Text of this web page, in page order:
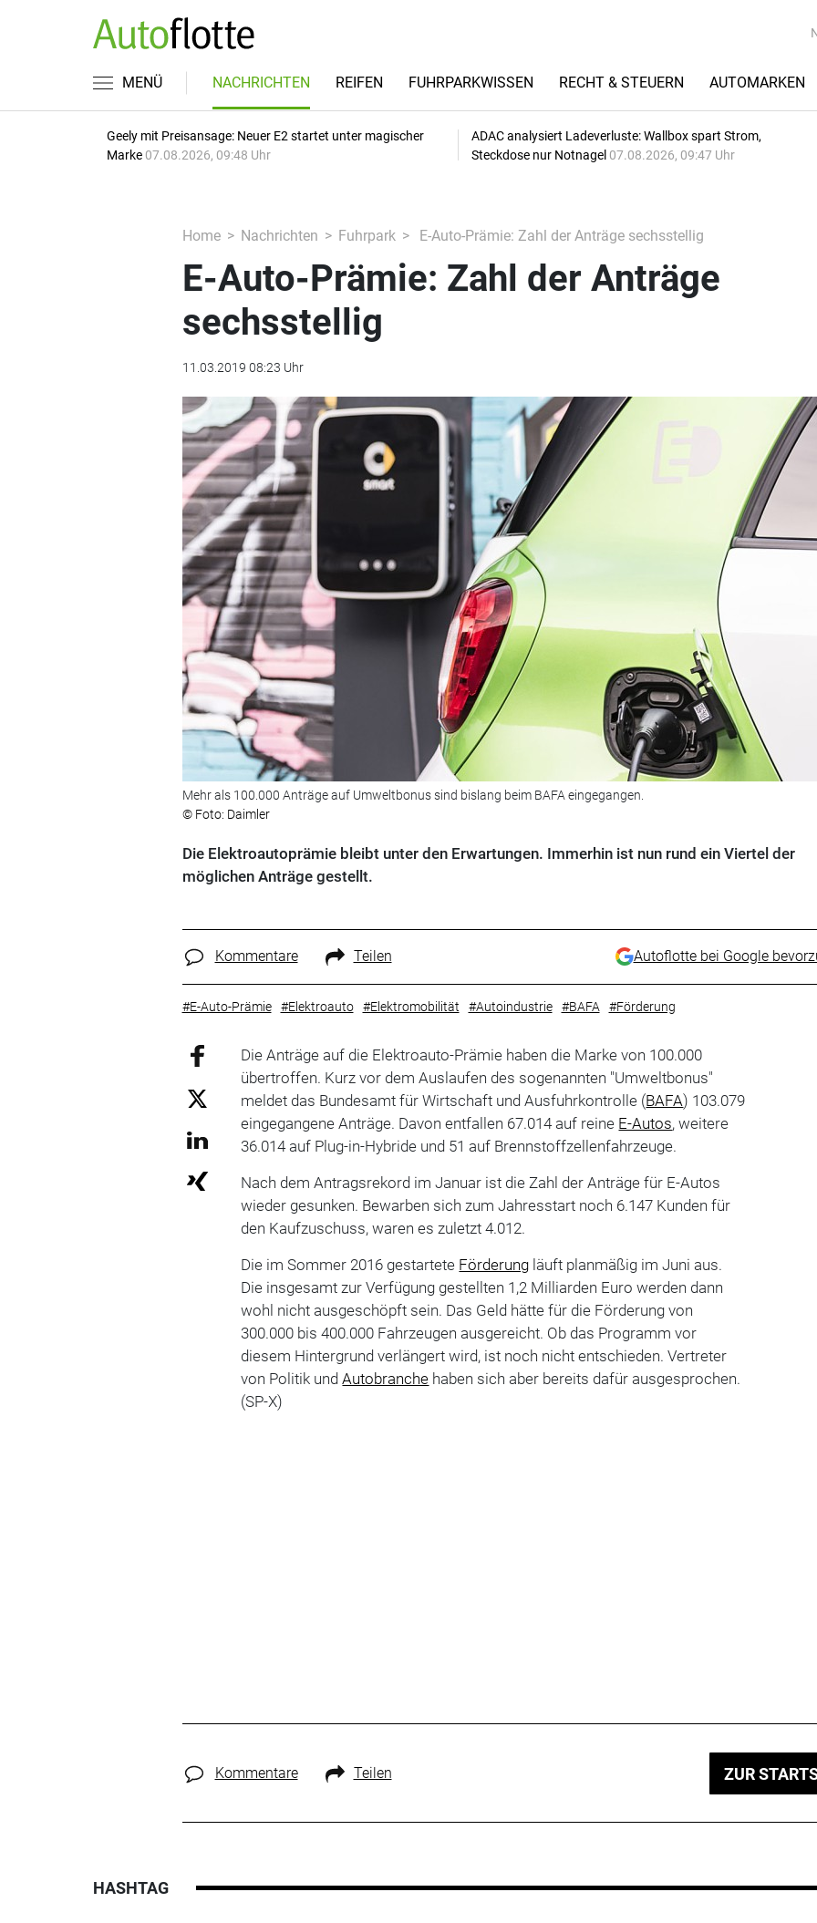
MENÜ NACHRICHTEN REIFEN FUHRPARKWISSEN RECHT & STEUERN AUTOMARKEN
Geely mit Preisansage: Neuer E2 startet unter magischer
Marke 07.08.2026, 09:48 Uhr
ADAC analysiert Ladeverluste: Wallbox spart Strom,
Steckdose nur Notnagel 07.08.2026, 09:47 Uhr
Home Nachrichten Fuhrpark E-Auto-Prämie: Zahl der Anträge sechsstellig
E-Auto-Prämie: Zahl der Anträge
sechsstellig
11.03.2019 08:23 Uhr
Mehr als 100.000 Anträge auf Umweltbonus sind bislang beim BAFA eingegangen.
© Foto: Daimler
Die Elektroautoprämie bleibt unter den Erwartungen. Immerhin ist nun rund ein Viertel der
möglichen Anträge gestellt.
Kommentare Teilen Autoflotte bei Google
#E-Auto-Prämie #Elektroauto #Elektromobilität #Autoindustrie #BAFA #Förderung
Die Anträge auf die Elektroauto-Prämie haben die Marke von 100.000
übertroffen. Kurz vor dem Auslaufen des sogenannten "Umweltbonus"
meldet das Bundesamt für Wirtschaft und Ausfuhrkontrolle (BAFA) 103.079
eingegangene Anträge. Davon entfallen 67.014 auf reine E-Autos, weitere
36.014 auf Plug-in-Hybride und 51 auf Brennstoffzellenfahrzeuge.
Nach dem Antragsrekord im Januar ist die Zahl der Anträge für E-Autos
wieder gesunken. Bewarben sich zum Jahresstart noch 6.147 Kunden für
den Kaufzuschuss, waren es zuletzt 4.012.
Die im Sommer 2016 gestartete Förderung läuft planmäßig im Juni aus.
Die insgesamt zur Verfügung gestellten 1,2 Milliarden Euro werden dann
wohl nicht ausgeschöpft sein. Das Geld hätte für die Förderung von
300.000 bis 400.000 Fahrzeugen ausgereicht. Ob das Programm vor
diesem Hintergrund verlängert wird, ist noch nicht entschieden. Vertreter
von Politik undAutobranche haben sich aber bereits dafür ausgesprochen.
(SP-X)
Kommentare Teilen ZUR
HASHTAG